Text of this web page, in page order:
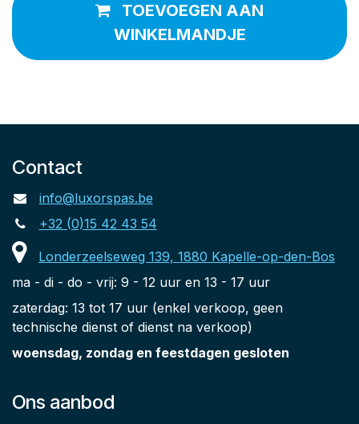
TOEVOEGEN AAN
WINKELMANDJE
Contact
info@luxorspas.be
+32 (0)15 42 43 54
Londerzeelseweg 139, 1880 Kapelle-op-den-Bos
ma - di - do - vrij: 9 - 12 uur en 13 - 17 uur
zaterdag: 13 tot 17 uur (enkel verkoop, geen
technische dienst of dienst na verkoop)
woensdag, zondag en feestdagen gesloten
Ons aanbod